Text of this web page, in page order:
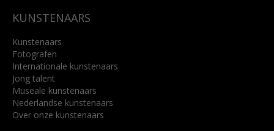
KUNSTENAARS
Kunstenaars
Fotografen
Internationale kunstenaars
Jong talent
Museale kunstenaars
Nederlandse kunstenaars
Over onze kunstenaars